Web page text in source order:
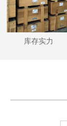
库存实力